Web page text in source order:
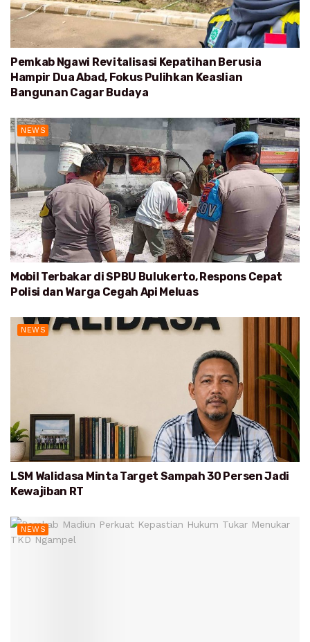
Pemkab Ngawi Revitalisasi Kepatihan Berusia
Hampir Dua Abad, Fokus Pulihkan Keaslian
Bangunan Cagar Budaya
NEWS
Mobil Terbakar di SPBU Bulukerto, Respons Cepat
Polisi dan Warga Cegah Api Meluas
NEWS
LSM Walidasa Minta Target Sampah 30 Persen Jadi
Kewajiban RT
NEWS